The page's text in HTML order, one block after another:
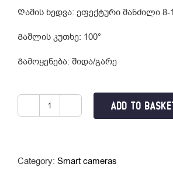
Ღამის ხედვა: ეფექტური მანძილი 8-
Გაშლის კუთხე: 100°
Გამოყენება: შიდა/გარე
Smart
ADD TO
Category: Smart cameras